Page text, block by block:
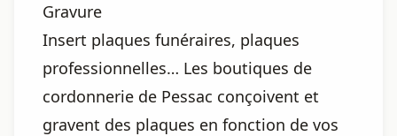
Gravure
Insert plaques funéraires, plaques
professionnelles… Les boutiques de
cordonnerie de Pessac conçoivent et
gravent des plaques en fonction de vos